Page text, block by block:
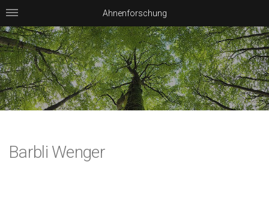
Barbli Wenger
Ahnenforschung